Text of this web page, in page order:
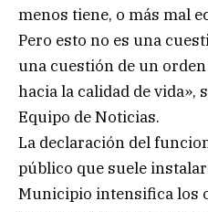
menos tiene, o más mal
Pero esto no es una
una cuestión de un
hacia la calidad de vida»,
Equipo de Noticias.
La declaración del
público que suele
Municipio intensifica los